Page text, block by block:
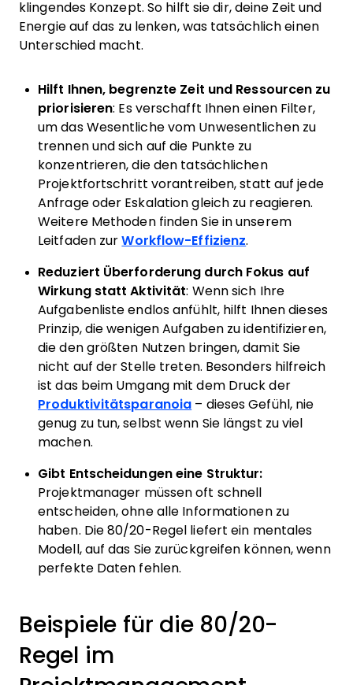
klingendes Konzept. So hilft sie dir, deine Zeit und
Energie auf das zu lenken, was tatsächlich einen
Unterschied macht.
Hilft Ihnen, begrenzte Zeit und Ressourcen zu
priorisieren: Es verschafft Ihnen einen Filter,
um das Wesentliche vom Unwesentlichen zu
trennen und sich auf die Punkte zu
konzentrieren, die den tatsächlichen
Projektfortschritt vorantreiben, statt auf jede
Anfrage oder Eskalation gleich zu reagieren.
Weitere Methoden finden Sie in unserem
Leitfaden zurWorkflow-Effizienz.
Reduziert Überforderung durch Fokus auf
Wirkung statt Aktivität: Wenn sich Ihre
Aufgabenliste endlos anfühlt, hilft Ihnen dieses
Prinzip, die wenigen Aufgaben zu identifizieren,
die den größten Nutzen bringen, damit Sie
nicht auf der Stelle treten. Besonders hilfreich
ist das beim Umgang mit dem Druck der
Produktivitätsparanoia – dieses Gefühl, nie
genug zu tun, selbst wenn Sie längst zu viel
machen.
Gibt Entscheidungen eine Struktur:
Projektmanager müssen oft schnell
entscheiden, ohne alle Informationen zu
haben. Die 80/20-Regel liefert ein mentales
Modell, auf das Sie zurückgreifen können, wenn
perfekte Daten fehlen.
Beispiele für die 80/20-
Regel im